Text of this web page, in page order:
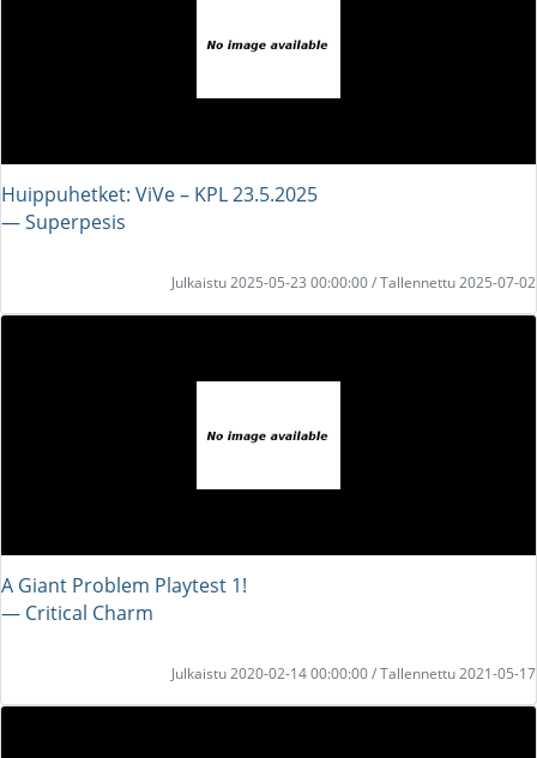
Huippuhetket: ViVe – KPL 23.5.2025
― Superpesis
Julkaistu 2025-05-23 00:00:00 / Tallennettu 2025-07-02
A Giant Problem Playtest 1!
― Critical Charm
Julkaistu 2020-02-14 00:00:00 / Tallennettu 2021-05-17